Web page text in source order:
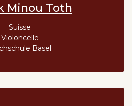
Minou Toth
Suisse
Violoncelle
Basel